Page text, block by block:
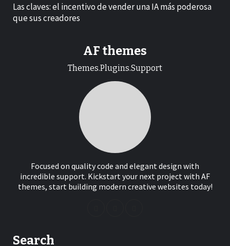
Las claves: el incentivo de vender una IA más poderosa
que sus creadores
AF themes
Themes.Plugins.Support
Focused on quality code and elegant design with
incredible support. Kickstart your next project with AF
themes, start building modern creative websites today!
Search